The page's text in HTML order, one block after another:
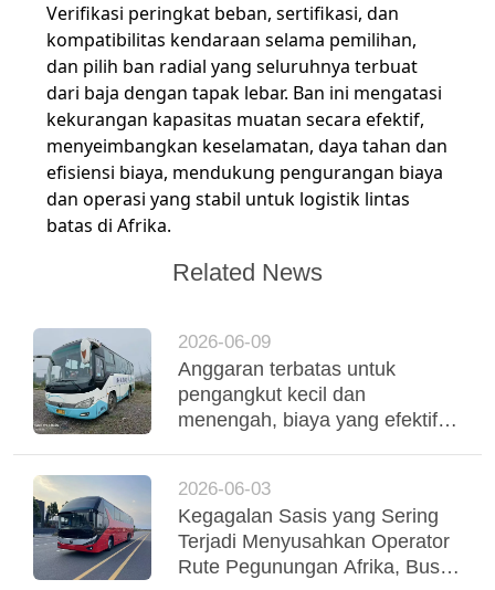
Verifikasi peringkat beban, sertifikasi, dan
kompatibilitas kendaraan selama pemilihan,
dan pilih ban radial yang seluruhnya terbuat
dari baja dengan tapak lebar. Ban ini mengatasi
kekurangan kapasitas muatan secara efektif,
menyeimbangkan keselamatan, daya tahan dan
efisiensi biaya, mendukung pengurangan biaya
dan operasi yang stabil untuk logistik lintas
batas di Afrika.
Related News
2026-06-09
Anggaran terbatas untuk
pengangkut kecil dan
menengah, biaya yang efektif
yang stabil
2026-06-03
Kegagalan Sasis yang Sering
Terjadi Menyusahkan Operator
Rute Pegunungan Afrika, Bus